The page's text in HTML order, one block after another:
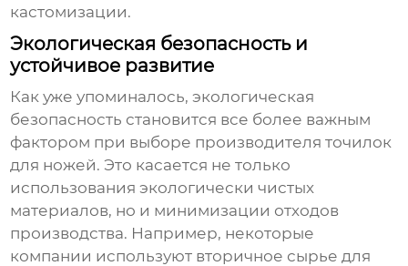
кастомизации.
Экологическая безопасность и
устойчивое развитие
Как уже упоминалось, экологическая
безопасность становится все более важным
фактором при выборе производителя точилок
для ножей. Это касается не только
использования экологически чистых
материалов, но и минимизации отходов
производства. Например, некоторые
компании используют вторичное сырье для